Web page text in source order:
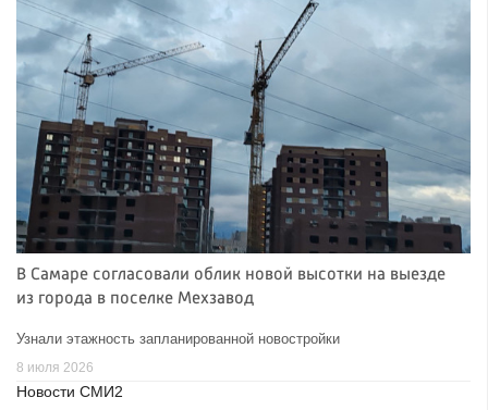
В Самаре согласовали облик новой высотки на выезде
из города в поселке Мехзавод
Узнали этажность запланированной новостройки
8 июля 2026
Новости СМИ2